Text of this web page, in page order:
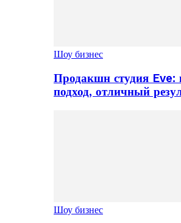
Шоу бизнес
Продакшн студия Eve:
подход, отличный
Шоу бизнес